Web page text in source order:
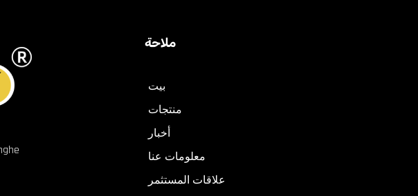
ملاحة
بيت
منتجات
أخبار
معلومات عنا
علاقات المستثمر